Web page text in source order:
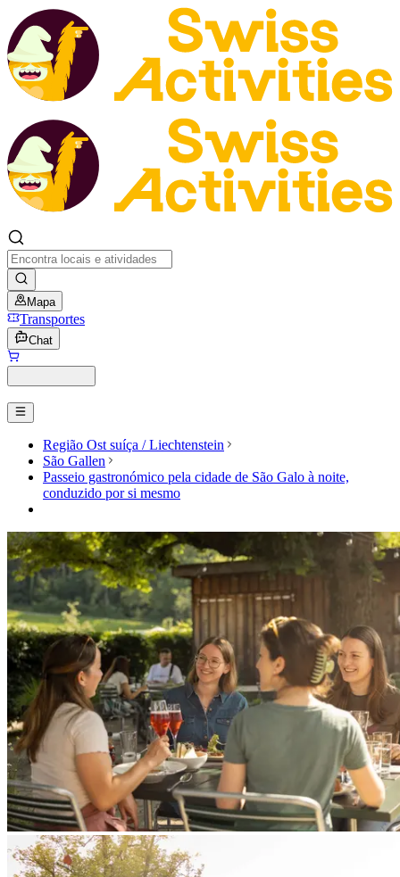
Mapa
Transportes
Chat
Região Ost suíça / Liechtenstein
São Gallen
Passeio gastronómico pela cidade de São Galo à noite,
conduzido por si mesmo